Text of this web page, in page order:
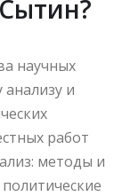
научных
и
работ
методы и